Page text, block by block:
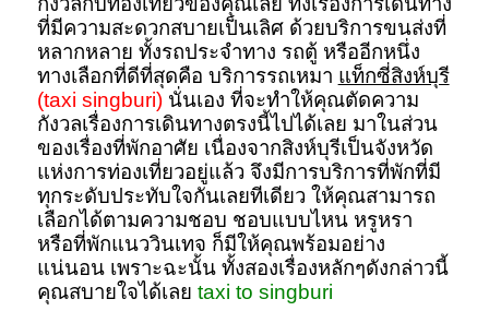
ที่มีความสะดวกสบายเป็นเลิศ ด้วยบริการขนส่งที่
หลากหลาย ทั้งรถประจำทาง รถตู้ หรืออีกหนึ่ง
ทางเลือกที่ดีที่สุดคือ บริการรถเหมา แท็กซี่สิงห์บุรี
(taxi singburi)นั่นเอง ที่จะทำให้คุณตัดความ
กังวลเรื่องการเดินทางตรงนี้ไปได้เลย มาในส่วน
ของเรื่องที่พักอาศัย เนื่องจากสิงห์บุรีเป็นจังหวัด
แห่งการท่องเที่ยวอยู่แล้ว จึงมีการบริการที่พักที่มี
ทุกระดับประทับใจกันเลยทีเดียว ให้คุณสามารถ
เลือกได้ตามความชอบ ชอบแบบไหน หรูหรา
หรือที่พักแนววินเทจ ก็มีให้คุณพร้อมอย่าง
แน่นอน เพราะฉะนั้น ทั้งสองเรื่องหลักๆดังกล่าวนี้
คุณสบายใจได้เลย taxi to singburi